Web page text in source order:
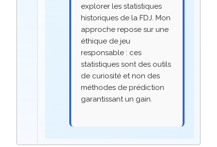
explorer les statistiques
historiques de la FDJ. Mon
approche repose sur une
éthique de jeu
responsable : ces
statistiques sont des outils
de curiosité et non des
méthodes de prédiction
garantissant un gain.